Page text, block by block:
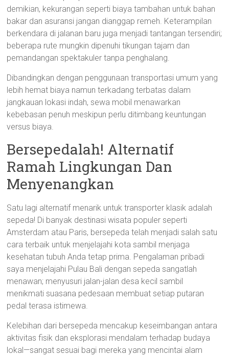
demikian, kekurangan seperti biaya tambahan untuk bahan
bakar dan asuransi jangan dianggap remeh. Keterampilan
berkendara di jalanan baru juga menjadi tantangan tersendiri;
beberapa rute mungkin dipenuhi tikungan tajam dan
pemandangan spektakuler tanpa penghalang.
Dibandingkan dengan penggunaan transportasi umum yang
lebih hemat biaya namun terkadang terbatas dalam
jangkauan lokasi indah, sewa mobil menawarkan
kebebasan penuh meskipun perlu ditimbang keuntungan
versus biaya.
Bersepedalah! Alternatif
Ramah Lingkungan Dan
Menyenangkan
Satu lagi alternatif menarik untuk transporter klasik adalah
sepeda! Di banyak destinasi wisata populer seperti
Amsterdam atau Paris, bersepeda telah menjadi salah satu
cara terbaik untuk menjelajahi kota sambil menjaga
kesehatan tubuh Anda tetap prima. Pengalaman pribadi
saya menjelajahi Pulau Bali dengan sepeda sangatlah
menawan; menyusuri jalan-jalan desa kecil sambil
menikmati suasana pedesaan membuat setiap putaran
pedal terasa istimewa.
Kelebihan dari bersepeda mencakup keseimbangan antara
aktivitas fisik dan eksplorasi mendalam terhadap budaya
lokal—sangat sesuai bagi mereka yang mencintai alam